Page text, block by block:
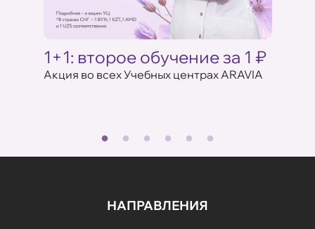
1+1: второе обучение за 1 ₽
Акция во всех Учебных центрах ARAVIA
НАПРАВЛЕНИЯ